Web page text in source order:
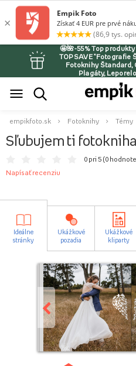
🤩🌺-55% Top
TOPSAVE *Fotografie
Fotoknihy Štandard,
Plagáty,
empikfoto.sk Fotoknihy Témy
Sľubujem ti
0 pri 5 (0
Napísať recenziu
Ideálne
stránky
Ukážkové
pozadia
Ukážkové
kliparty